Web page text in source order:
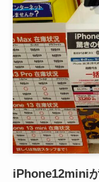
iPhone12mini